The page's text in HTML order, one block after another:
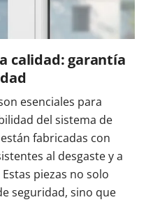
calidad: garantía
esenciales para
del sistema de
fabricadas con
al desgaste y a
piezas no solo
seguridad, sino que